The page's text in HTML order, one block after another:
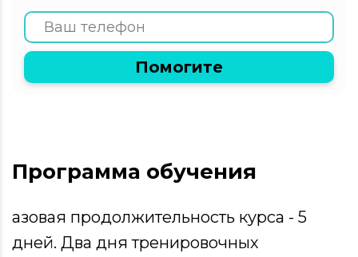
Помогите
Программа обучения
азовая продолжительность курса - 5
дней. Два дня тренировочных